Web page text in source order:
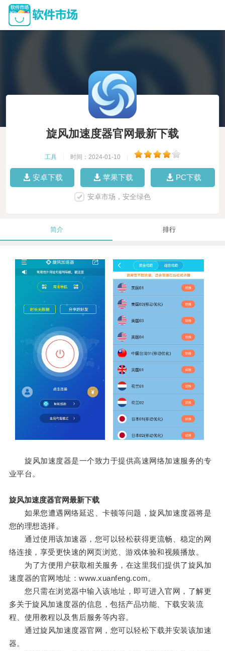
旋风加速度器官网最新下载
工具 时间：2024-01-10
安卓下载 苹果下载 PC下载
安卓市场，安全绿色
简介 排行
旋风加速度器是一个致力于提供高速网络加速服务的专
业平台。
旋风加速度器官网最新下载
如果您遭遇网络延迟、卡顿等问题，旋风加速度器将是
您的理想选择。
通过使用该加速器，您可以轻松获得更流畅、稳定的网
络连接，享受更快速的网页浏览、游戏体验和视频播放。
为了方便用户获取相关服务，在这里我们提供了旋风加
速度器的官网地址：www.xuanfeng.com。
您只需在浏览器中输入该地址，即可进入官网，了解更
多关于旋风加速度器的信息，包括产品功能、下载安装流
程、使用教程以及售后服务等内容。
通过旋风加速度器官网，您可以轻松下载并安装该加速
器。